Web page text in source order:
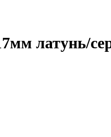
латунь/